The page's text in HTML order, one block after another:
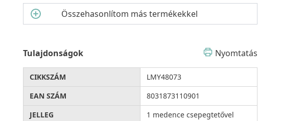
Összehasonlítom más termékekkel
Tulajdonságok Nyomtatás
CIKKSZÁM
LMY48073
EAN SZÁM
8031873110901
JELLEG
1 medence csepegtetővel